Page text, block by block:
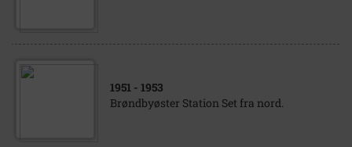
1951 - 1953
Brøndbyøster Station Set fra nord.